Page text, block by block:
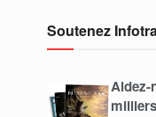
Soutenez
Aidez-